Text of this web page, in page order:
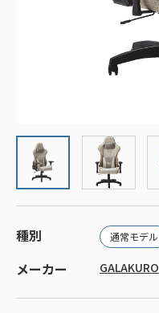
種別 通常モデル
メーカー